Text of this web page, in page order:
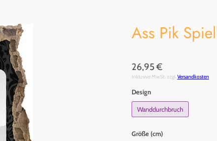
Ass Pik
26,95 €
Inklusive MwSt. zzgl.Versandkosten
Design
Wanddurchbruch
Größe (cm)